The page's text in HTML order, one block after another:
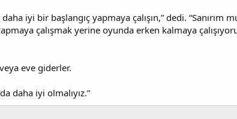
iyi bir başlangıç yapmaya çalışın,” dedi.
çalışmak yerine oyunda erken kalmaya
eve giderler.
daha iyi olmalıyız.”